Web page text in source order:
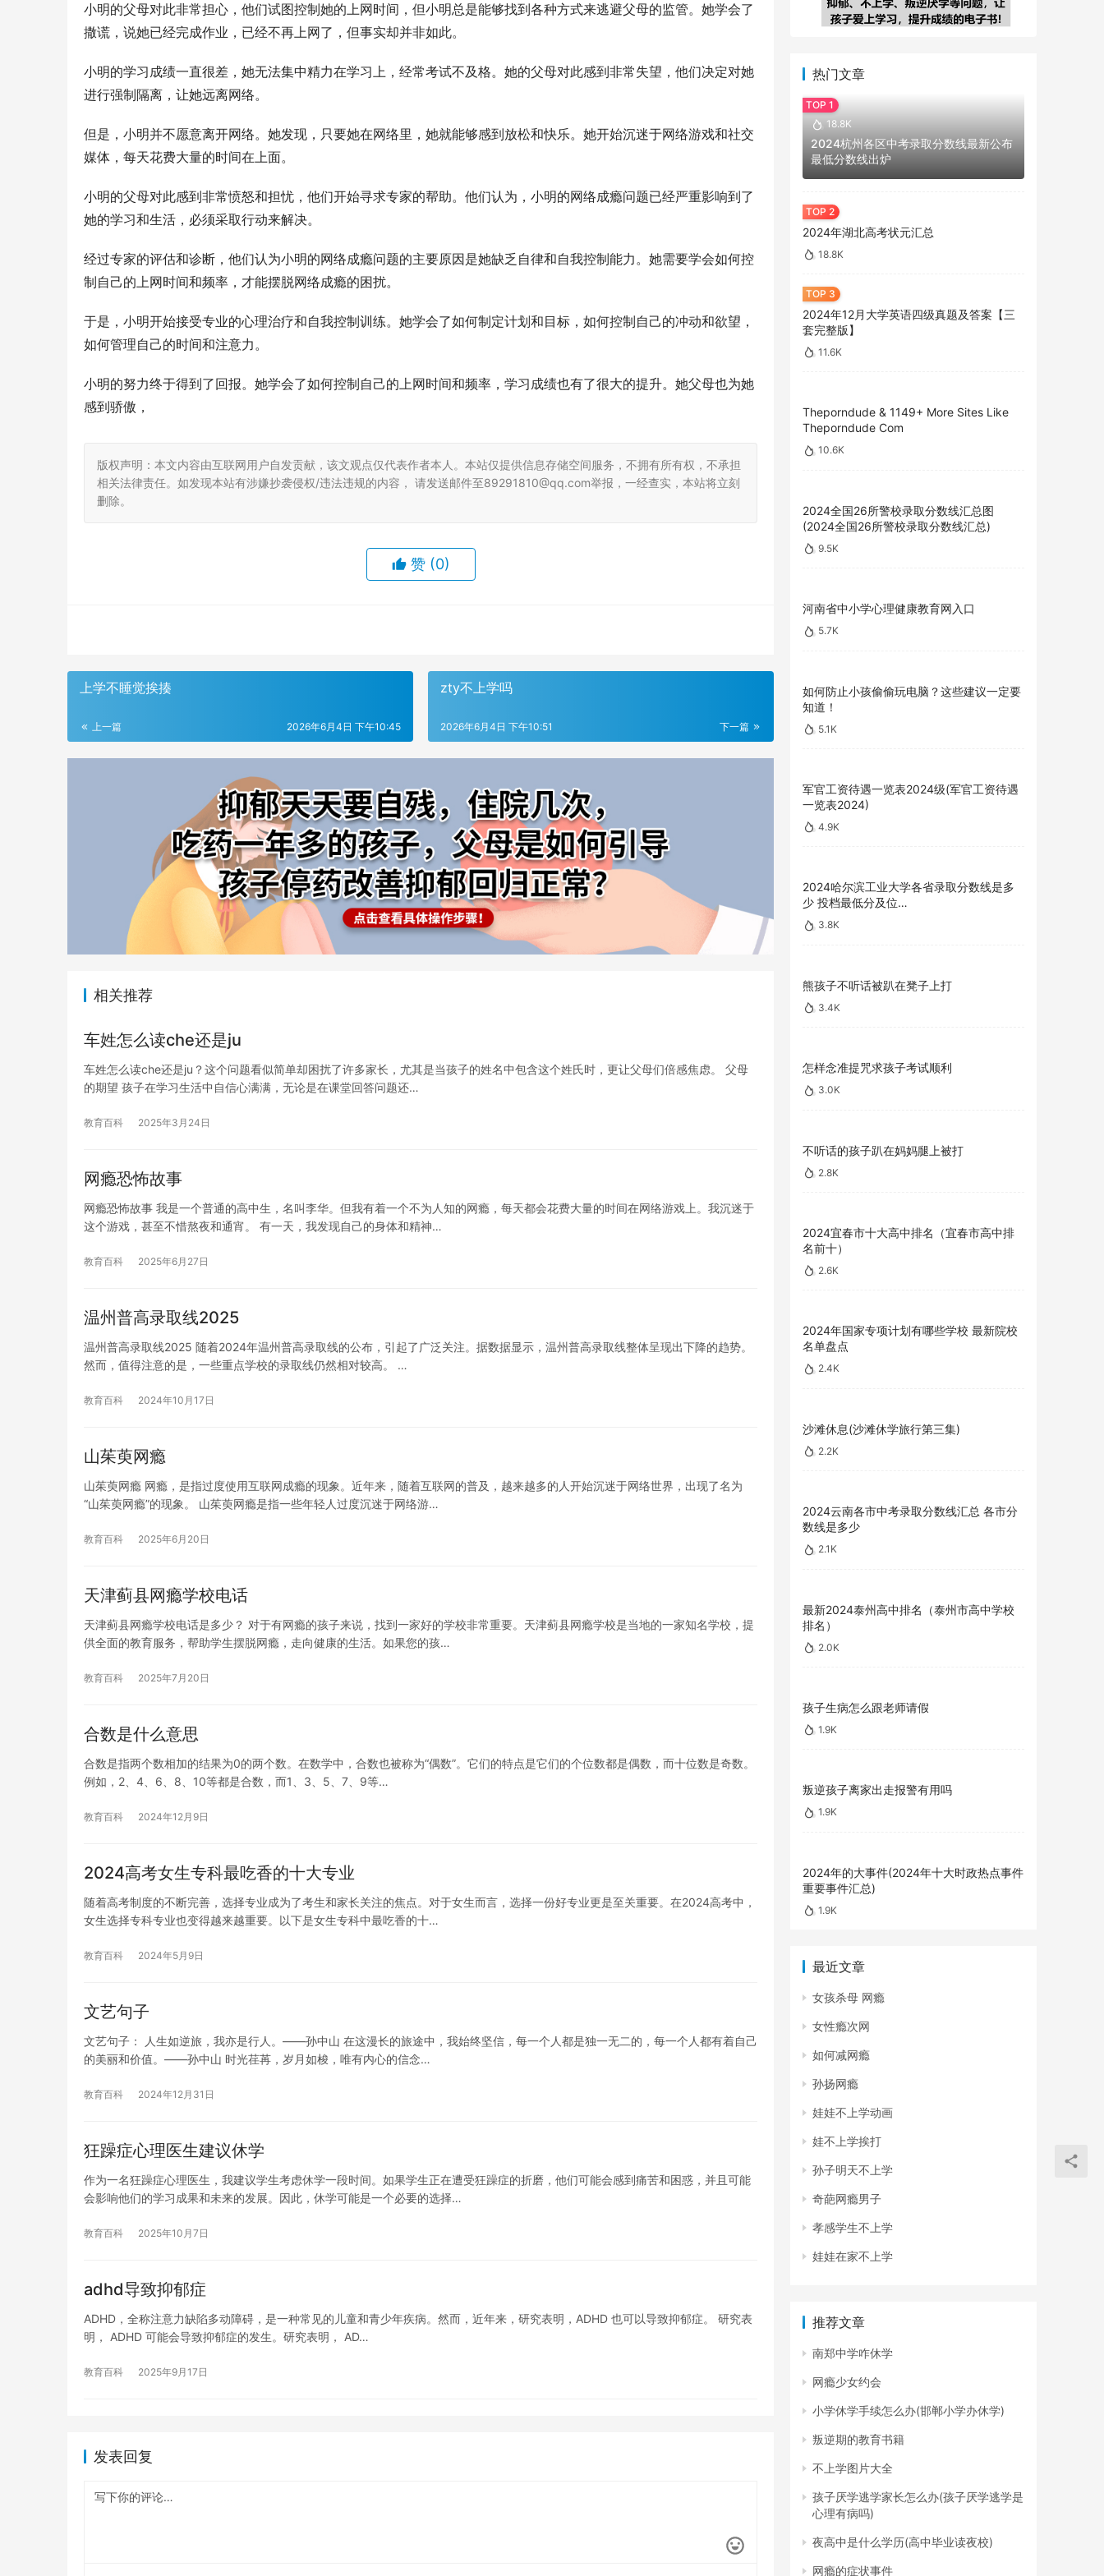
小明的父母对此非常担心，他们试图控制她的上网时间，但小明总是能够找到各种方式来逃避父母的监管。她学会了
撒谎，说她已经完成作业，已经不再上网了，但事实却并非如此。
小明的学习成绩一直很差，她无法集中精力在学习上，经常考试不及格。她的父母对此感到非常失望，他们决定对她
进行强制隔离，让她远离网络。
但是，小明并不愿意离开网络。她发现，只要她在网络里，她就能够感到放松和快乐。她开始沉迷于网络游戏和社交
媒体，每天花费大量的时间在上面。
小明的父母对此感到非常愤怒和担忧，他们开始寻求专家的帮助。他们认为，小明的网络成瘾问题已经严重影响到了
她的学习和生活，必须采取行动来解决。
经过专家的评估和诊断，他们认为小明的网络成瘾问题的主要原因是她缺乏自律和自我控制能力。她需要学会如何控
制自己的上网时间和频率，才能摆脱网络成瘾的困扰。
于是，小明开始接受专业的心理治疗和自我控制训练。她学会了如何制定计划和目标，如何控制自己的冲动和欲望，
如何管理自己的时间和注意力。
小明的努力终于得到了回报。她学会了如何控制自己的上网时间和频率，学习成绩也有了很大的提升。她父母也为她
感到骄傲，
版权声明：本文内容由互联网用户自发贡献，该文观点仅代表作者本人。本站仅提供信息存储空间服务，不拥有所有权，不承担
相关法律责任。如发现本站有涉嫌抄袭侵权/违法违规的内容， 请发送邮件至89291810@qq.com举报，一经查实，本站将立刻
删除。
赞 (0)
上学不睡觉挨揍
上一篇 2026年6月4日 下午10:45
zty不上学吗
下一篇
2026年6月4日 下午10:51
相关推荐
车姓怎么读che还是ju
车姓怎么读che还是ju？这个问题看似简单却困扰了许多家长，尤其是当孩子的姓名中包含这个姓氏时，更让父母们倍感焦虑。 父母
的期望 孩子在学习生活中自信心满满，无论是在课堂回答问题还…
教育百科 2025年3月24日
网瘾恐怖故事
网瘾恐怖故事 我是一个普通的高中生，名叫李华。但我有着一个不为人知的网瘾，每天都会花费大量的时间在网络游戏上。我沉迷于
这个游戏，甚至不惜熬夜和通宵。 有一天，我发现自己的身体和精神…
教育百科 2025年6月27日
温州普高录取线2025
温州普高录取线2025 随着2024年温州普高录取线的公布，引起了广泛关注。据数据显示，温州普高录取线整体呈现出下降的趋势。
然而，值得注意的是，一些重点学校的录取线仍然相对较高。 …
教育百科 2024年10月17日
山茱萸网瘾
山茱萸网瘾 网瘾，是指过度使用互联网成瘾的现象。近年来，随着互联网的普及，越来越多的人开始沉迷于网络世界，出现了名为
“山茱萸网瘾”的现象。 山茱萸网瘾是指一些年轻人过度沉迷于网络游…
教育百科 2025年6月20日
天津蓟县网瘾学校电话
天津蓟县网瘾学校电话是多少？ 对于有网瘾的孩子来说，找到一家好的学校非常重要。天津蓟县网瘾学校是当地的一家知名学校，提
供全面的教育服务，帮助学生摆脱网瘾，走向健康的生活。如果您的孩…
教育百科 2025年7月20日
合数是什么意思
合数是指两个数相加的结果为0的两个数。在数学中，合数也被称为“偶数”。它们的特点是它们的个位数都是偶数，而十位数是奇数。
例如，2、4、6、8、10等都是合数，而1、3、5、7、9等…
教育百科 2024年12月9日
2024高考女生专科最吃香的十大专业
随着高考制度的不断完善，选择专业成为了考生和家长关注的焦点。对于女生而言，选择一份好专业更是至关重要。在2024高考中，
女生选择专科专业也变得越来越重要。以下是女生专科中最吃香的十…
教育百科 2024年5月9日
文艺句子
文艺句子： 人生如逆旅，我亦是行人。——孙中山 在这漫长的旅途中，我始终坚信，每一个人都是独一无二的，每一个人都有着自己
的美丽和价值。——孙中山 时光荏苒，岁月如梭，唯有内心的信念…
教育百科 2024年12月31日
狂躁症心理医生建议休学
作为一名狂躁症心理医生，我建议学生考虑休学一段时间。如果学生正在遭受狂躁症的折磨，他们可能会感到痛苦和困惑，并且可能
会影响他们的学习成果和未来的发展。因此，休学可能是一个必要的选择…
教育百科 2025年10月7日
adhd导致抑郁症
ADHD，全称注意力缺陷多动障碍，是一种常见的儿童和青少年疾病。然而，近年来，研究表明，ADHD 也可以导致抑郁症。 研究表
明， ADHD 可能会导致抑郁症的发生。研究表明， AD…
教育百科 2025年9月17日
发表回复
热门文章
18.8K
2024杭州各区中考录取分数线最新公布
最低分数线出炉
2024年湖北高考状元汇总
18.8K
2024年12月大学英语四级真题及答案【三
套完整版】
11.6K
Theporndude & 1149+ More Sites Like
Theporndude Com
10.6K
2024全国26所警校录取分数线汇总图
(2024全国26所警校录取分数线汇总)
9.5K
河南省中小学心理健康教育网入口
5.7K
如何防止小孩偷偷玩电脑？这些建议一定要
知道！
5.1K
军官工资待遇一览表2024级(军官工资待遇
一览表2024)
4.9K
2024哈尔滨工业大学各省录取分数线是多
少 投档最低分及位…
3.8K
熊孩子不听话被趴在凳子上打
3.4K
怎样念准提咒求孩子考试顺利
3.0K
不听话的孩子趴在妈妈腿上被打
2.8K
2024宜春市十大高中排名（宜春市高中排
名前十）
2.6K
2024年国家专项计划有哪些学校 最新院校
名单盘点
2.4K
沙滩休息(沙滩休学旅行第三集)
2.2K
2024云南各市中考录取分数线汇总 各市分
数线是多少
2.1K
最新2024泰州高中排名（泰州市高中学校
排名）
2.0K
孩子生病怎么跟老师请假
1.9K
叛逆孩子离家出走报警有用吗
1.9K
2024年的大事件(2024年十大时政热点事件
重要事件汇总)
1.9K
最近文章
女孩杀母 网瘾
女性瘾次网
如何减网瘾
孙扬网瘾
娃娃不上学动画
娃不上学挨打
孙子明天不上学
奇葩网瘾男子
孝感学生不上学
娃娃在家不上学
推荐文章
南郑中学咋休学
网瘾少女约会
小学休学手续怎么办(邯郸小学办休学)
叛逆期的教育书籍
不上学图片大全
孩子厌学逃学家长怎么办(孩子厌学逃学是
心理有病吗)
夜高中是什么学历(高中毕业读夜校)
网瘾的症状事件